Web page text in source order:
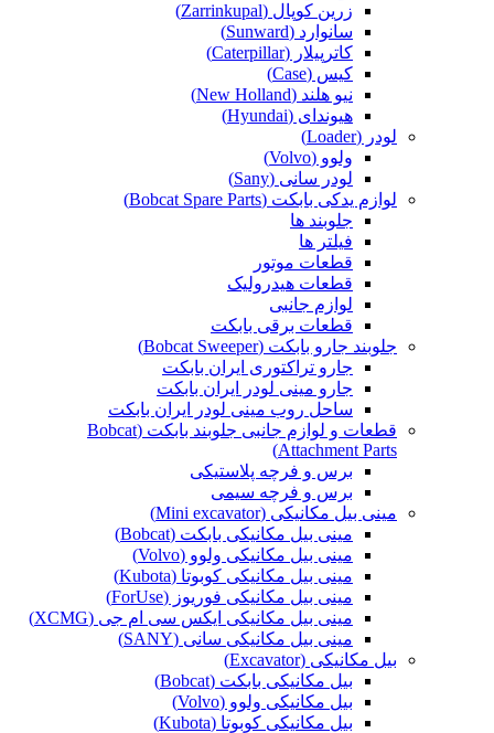
زرین کوپال (Zarrinkupal)
سانوارد (Sunward)
کاترپیلار (Caterpillar)
کیس (Case)
نیو هلند (New Holland)
هیوندای (Hyundai)
لودر (Loader)
ولوو (Volvo)
لودر سانی (Sany)
لوازم یدکی بابکت (Bobcat Spare Parts)
جلوبند ها
فیلتر ها
قطعات موتور
قطعات هیدرولیک
لوازم جانبی
قطعات برقی بابکت
جلوبند جارو بابکت (Bobcat Sweeper)
جارو تراکتوری ایران بابکت
جارو مینی لودر ایران بابکت
ساحل روب مینی لودر ایران بابکت
قطعات و لوازم جانبی جلوبند بابکت (Bobcat
Attachment Parts)
برس و فرچه پلاستیکی
برس و فرچه سیمی
مینی بیل مکانیکی (Mini excavator)
مینی بیل مکانیکی بابکت (Bobcat)
مینی بیل مکانیکی ولوو (Volvo)
مینی بیل مکانیکی کوبوتا (Kubota)
مینی بیل مکانیکی فوریوز (ForUse)
مینی بیل مکانیکی ایکس سی ام جی (XCMG)
مینی بیل مکانیکی سانی (SANY)
بیل مکانیکی (Excavator)
بیل مکانیکی بابکت (Bobcat)
بیل مکانیکی ولوو (Volvo)
بیل مکانیکی کوبوتا (Kubota)